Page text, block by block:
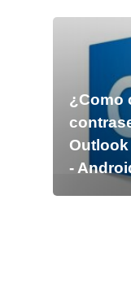
¿Como
-